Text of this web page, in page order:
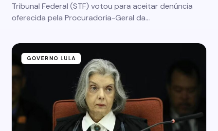
Tribunal Federal (STF) votou para aceitar denúncia
oferecida pela Procuradoria-Geral da…
GOVERNO LULA